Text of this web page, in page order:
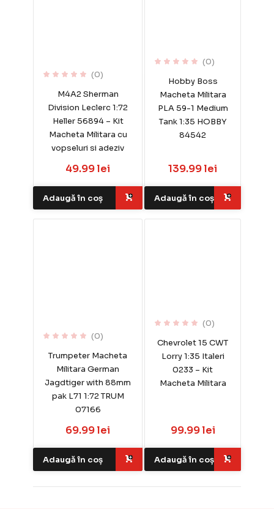
(0)
M4A2 Sherman
Division Leclerc 1:72
Heller 56894 – Kit
Macheta Militara cu
vopseluri si adeziv
49.99 lei
Adaugă în coș
(0)
Hobby Boss
Macheta Militara
PLA 59-1 Medium
Tank 1:35 HOBBY
84542
139.99 lei
Adaugă în coș
(0)
Trumpeter Macheta
Militara German
Jagdtiger with 88mm
pak L71 1:72 TRUM
07166
69.99 lei
Adaugă în coș
(0)
Chevrolet 15 CWT
Lorry 1:35 Italeri
0233 – Kit
Macheta Militara
99.99 lei
Adaugă în coș